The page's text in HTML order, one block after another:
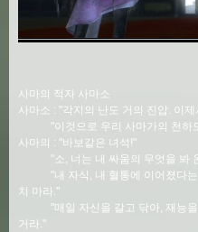
사마의 적자 사마소
사마소 : "각지의 난도 거의 진압. 이
"이것으로 우리 사마가의 천하도
사마의 : "바보같은 녀석!"
"소, 너는 내 싸움의 무엇을 봐
"내 자식, 내 혈통에 이어졌다는
치 마라."
"매일 자신을 갈고 닦아, 재능을
거라."